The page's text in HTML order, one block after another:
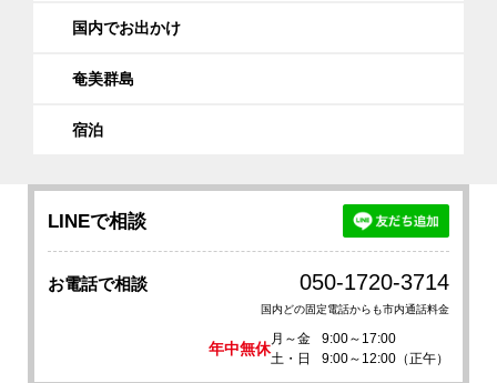
国内でお出かけ
奄美群島
宿泊
LINEで相談
お電話で相談 050-1720-3714
国内どの固定電話からも市内通話料金
年中無休
月～金
9:00～17:00
土・日
9:00～12:00（正午）